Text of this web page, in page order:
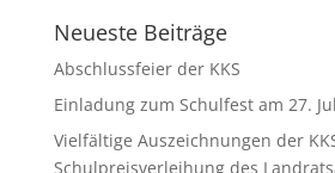
Neueste Beiträge
Abschlussfeier der KKS
Einladung zum Schulfest am 27.
Vielfältige Auszeichnungen der
Schulpreisverleihung des